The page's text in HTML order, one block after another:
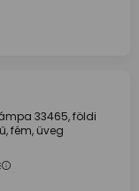
33465, földi
fém, üveg